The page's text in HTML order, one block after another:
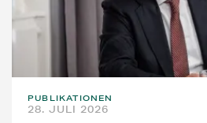
PUBLIKATIONEN
28. JULI 2026